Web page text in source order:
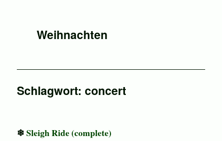
Weihnachten
Schlagwort:concert
Sleigh Ride (complete)